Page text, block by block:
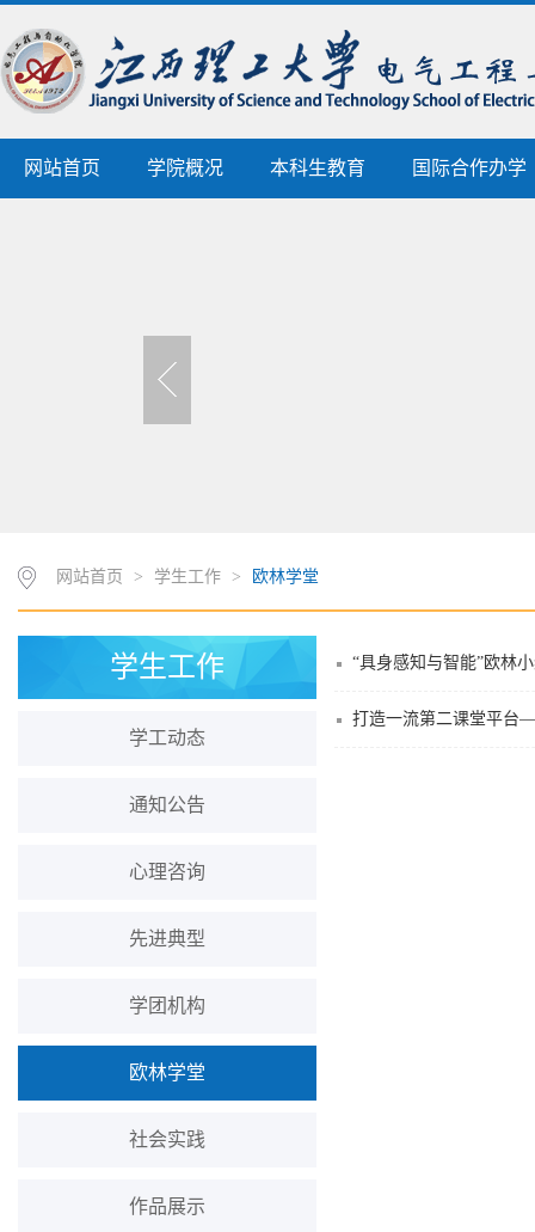
网站首页 学院概况 本科生教育 国际合作办学
网站首页 > 学生工作 > 欧林学堂
学生工作
学工动态
通知公告
心理咨询
先进典型
学团机构
欧林学堂
社会实践
作品展示
“具身感知与智能”欧林
打造一流第二课堂平台